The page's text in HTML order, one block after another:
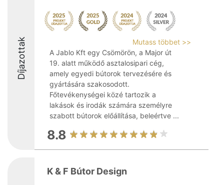
Díjazottak
Mutass többet >>
A Jablo Kft egy Csömörön, a Major út
19. alatt működő asztalosipari cég,
amely egyedi bútorok tervezésére és
gyártására szakosodott.
Főtevékenységei közé tartozik a
lakások és irodák számára személyre
szabott bútorok előállítása, beleértve ...
8.8
K & F Bútor Design